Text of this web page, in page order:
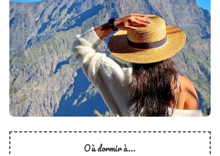
Où dormir à...